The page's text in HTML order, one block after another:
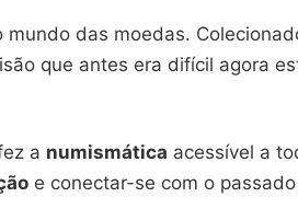
das moedas.
que antes era difícil agora
a numismática acessível a
e conectar-se com o